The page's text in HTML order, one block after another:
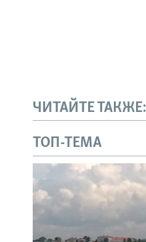
ЧИТАЙТЕ ТАКЖЕ:
ТОП-ТЕМА